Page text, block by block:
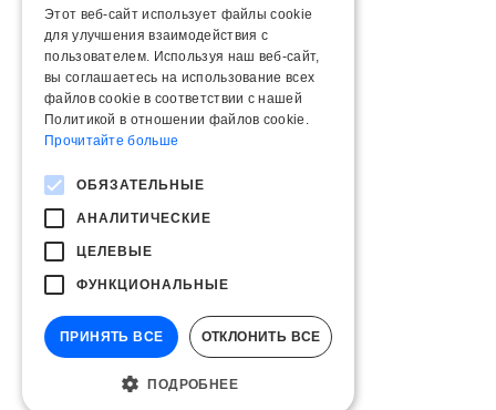
Этот веб-сайт использует файлы cookie
для улучшения взаимодействия с
пользователем. Используя наш веб-сайт,
вы соглашаетесь на использование всех
файлов cookie в соответствии с нашей
Политикой в ​​отношении файлов cookie.
Прочитайте больше
ОБЯЗАТЕЛЬНЫЕ
АНАЛИТИЧЕСКИЕ
ЦЕЛЕВЫЕ
ФУНКЦИОНАЛЬНЫЕ
ПРИНЯТЬ ВСЕ ОТКЛОНИТЬ ВСЕ
ПОДРОБНЕЕ